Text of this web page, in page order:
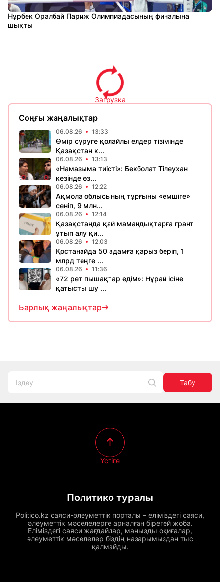
Нұрбек Оралбай Париж Олимпиадасының финалына
шықты
Загрузка
Соңғы жаңалықтар
06.08.26 13:33
Өмір сүруге қолайлы елдер тізімінде
Қазақстан к...
06.08.26 13:13
«Намазыма тиісті»: Бекболат Тілеухан
кезінде өз...
06.08.26 12:22
Ақмола облысының тұрғыны «емшіге»
сеніп, 9 млн...
06.08.26 12:14
Қазақстанда қай мамандықтарға грант
ұтып алу қи...
06.08.26 12:03
Қостанайда 50 адамға қарыз беріп, 1
млрд теңге ...
06.08.26 11:36
«72 рет пышақтар едім»: Нұрай ісіне
қатысты шу ...
Барлық жаңалықтар
Табу
Политико туралы
Politico.kz саяси-әлеуметтік порталы – еліміздегі саяси,
әлеуметтік мәселелерге арналған бірегей жоба.
Еліміздегі саяси жағдайлар, маңызды оқиғалар,
әлеуметтік мәселелер біздің назарымыздан тыс
қалмайды.
Үстіге